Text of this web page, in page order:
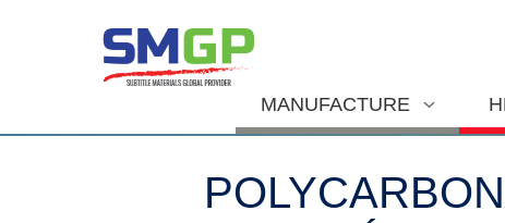
MANUFACTURE